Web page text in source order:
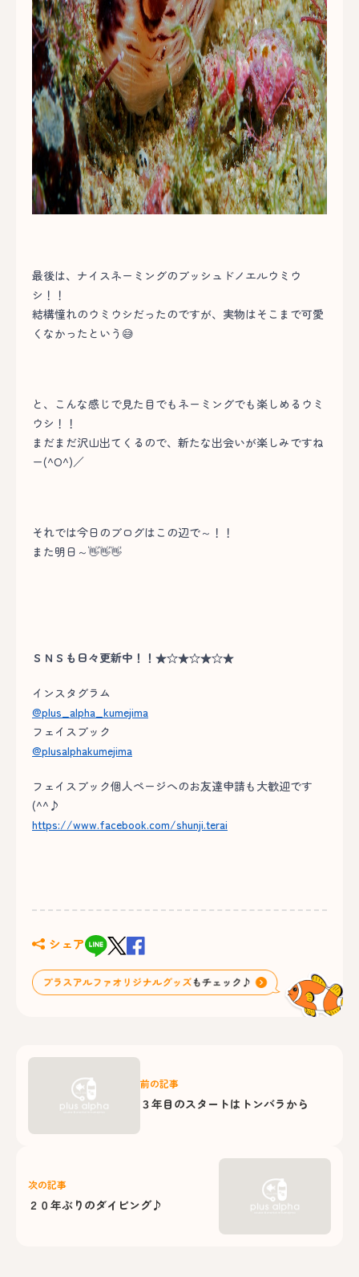
最後は、ナイスネーミングのブッシュドノエルウミウ
シ！！
結構憧れのウミウシだったのですが、実物はそこまで可愛
くなかったという😅
と、こんな感じで見た目でもネーミングでも楽しめるウミ
ウシ！！
まだまだ沢山出てくるので、新たな出会いが楽しみですね
ー(^O^)／
それでは今日のブログはこの辺で～！！
また明日～👋👋👋
ＳＮＳも日々更新中！！★☆★☆★☆★
インスタグラム
@plus_alpha_kumejima
フェイスブック
@plusalphakumejima
フェイスブック個人ページへのお友達申請も大歓迎です
(^^♪
https://www.facebook.com/shunji.terai
シェア
前の記事
３年目のスタートはトンバラから
次の記事
２０年ぶりのダイビング♪